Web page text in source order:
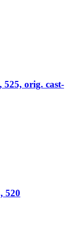
orig. cast-
520